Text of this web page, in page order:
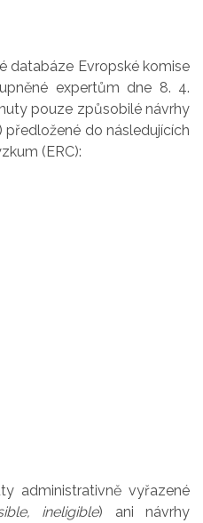
databáze Evropské komise
expertům dne 8. 4.
pouze způsobilé návrhy
předložené do následujících
(ERC):
administrativně vyřazené
ineligible) ani návrhy